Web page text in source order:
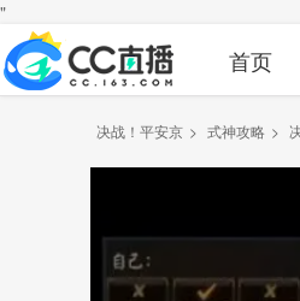
"
首页
决战！平安京 > 式神攻略 >